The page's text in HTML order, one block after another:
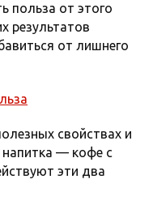
польза от этого
результатов
от лишнего
свойствах и
— кофе с
эти два